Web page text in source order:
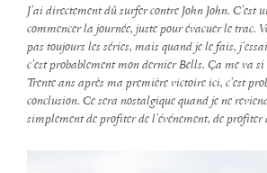
J’ai directement dû surfer contre John John. C’est
commencer la journée, juste pour évacuer le trac.
pas toujours les séries, mais quand je le fais,
c’est probablement mon dernier Bells. Ça me va si
Trente ans après ma première victoire ici, c’est
conclusion. Ce sera nostalgique quand je ne
simplement de profiter de l’événement, de profiter